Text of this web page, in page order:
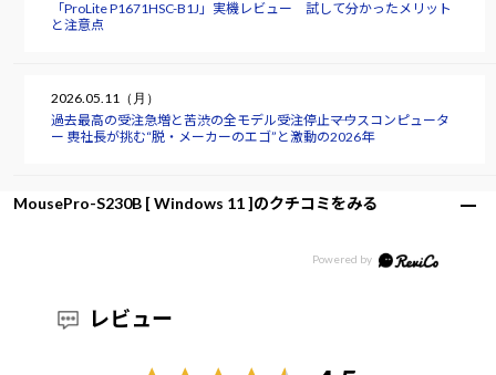
「ProLite P1671HSC-B1J」実機レビュー 試して分かったメリット
と注意点
2026.05.11（月）
過去最高の受注急増と苦渋の全モデル受注停止――マウスコンピュータ
ー 軣社長が挑む“脱・メーカーのエゴ”と激動の2026年
MousePro-S230B [ Windows 11 ]のクチコミをみる
レビュー